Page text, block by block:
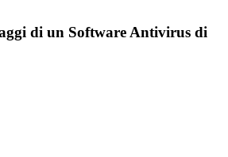
di un Software Antivirus di